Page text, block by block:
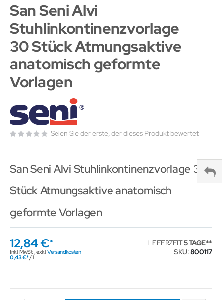
San Seni Alvi
Stuhlinkontinenzvorlage
30 Stück Atmungsaktive
anatomisch geformte
Vorlagen
Seien Sie der erste, der dieses Produkt bewertet
San Seni Alvi Stuhlinkontinenzvorlage 30
Stück Atmungsaktive anatomisch
geformte Vorlagen
12,84 €
Inkl. MwSt.,exkl.Versandkosten
0,43 € / 1
LIEFERZEIT5 TAGE
SKU 800117